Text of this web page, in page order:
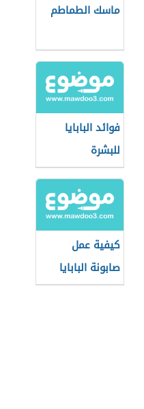
ماسك الطماطم
فوائد البابايا
للبشرة
كيفية عمل
صابونة البابايا